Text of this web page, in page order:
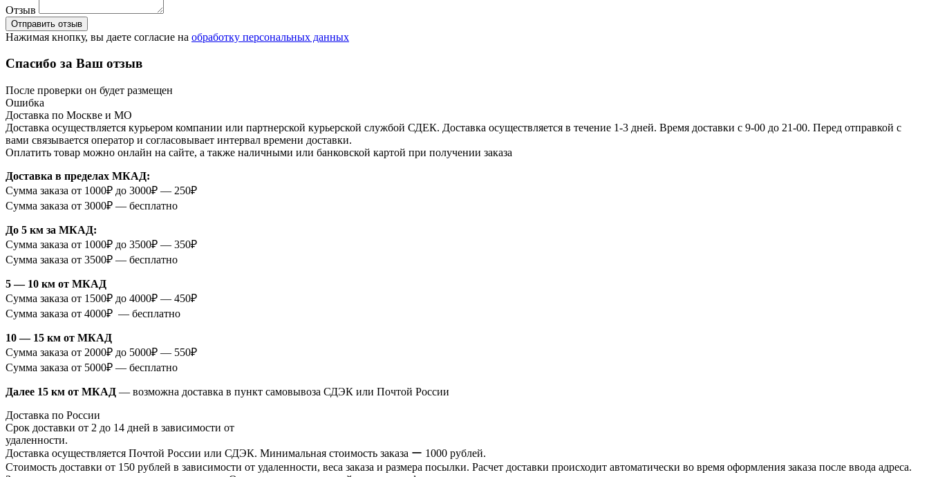
Отзыв
Отправить отзыв
Нажимая кнопку, вы даете согласие на обработку персональных данных
Спасибо за Ваш отзыв
После проверки он будет размещен
Ошибка
Доставка по Москве и МО
Доставка осуществляется курьером компании или партнерской курьерской службой СДЕК. Доставка осуществляется в течение 1-3 дней. Время доставки с 9-00 до 21-00. Перед отправкой с
вами связывается оператор и согласовывает интервал времени доставки.
Оплатить товар можно онлайн на сайте, а также наличными или банковской картой при получении заказа
Доставка в пределах МКАД:
Сумма заказа от 1000₽ до 3000₽ — 250₽
Сумма заказа от 3000₽ — бесплатно
До 5 км за МКАД:
Сумма заказа от 1000₽ до 3500₽ — 350₽
Сумма заказа от 3500₽ — бесплатно
5 — 10 км от МКАД
Сумма заказа от 1500₽ до 4000₽ — 450₽
Сумма заказа от 4000₽ — бесплатно
10 — 15 км от МКАД
Сумма заказа от 2000₽ до 5000₽ — 550₽
Сумма заказа от 5000₽ — бесплатно
Далее 15 км от МКАД — возможна доставка в пункт самовывоза СДЭК или Почтой России
Доставка по России
Срок доставки от 2 до 14 дней в зависимости от
удаленности.
Доставка осуществляется Почтой России или СДЭК. Минимальная стоимость заказа ー 1000 рублей.
Стоимость доставки от 150 рублей в зависимости от удаленности, веса заказа и размера посылки. Расчет доставки происходит автоматически во время оформления заказа после ввода адреса.